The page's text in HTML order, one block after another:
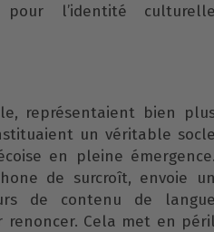
l’identité culturelle
représentaient bien
un véritable socle
en pleine émergence.
de surcroît, envoie un
de contenu de langue
Cela met en péril